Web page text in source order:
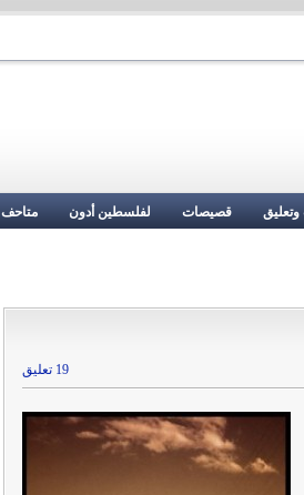
قصيصات لفلسطين أدون متاحف
19 تعليق